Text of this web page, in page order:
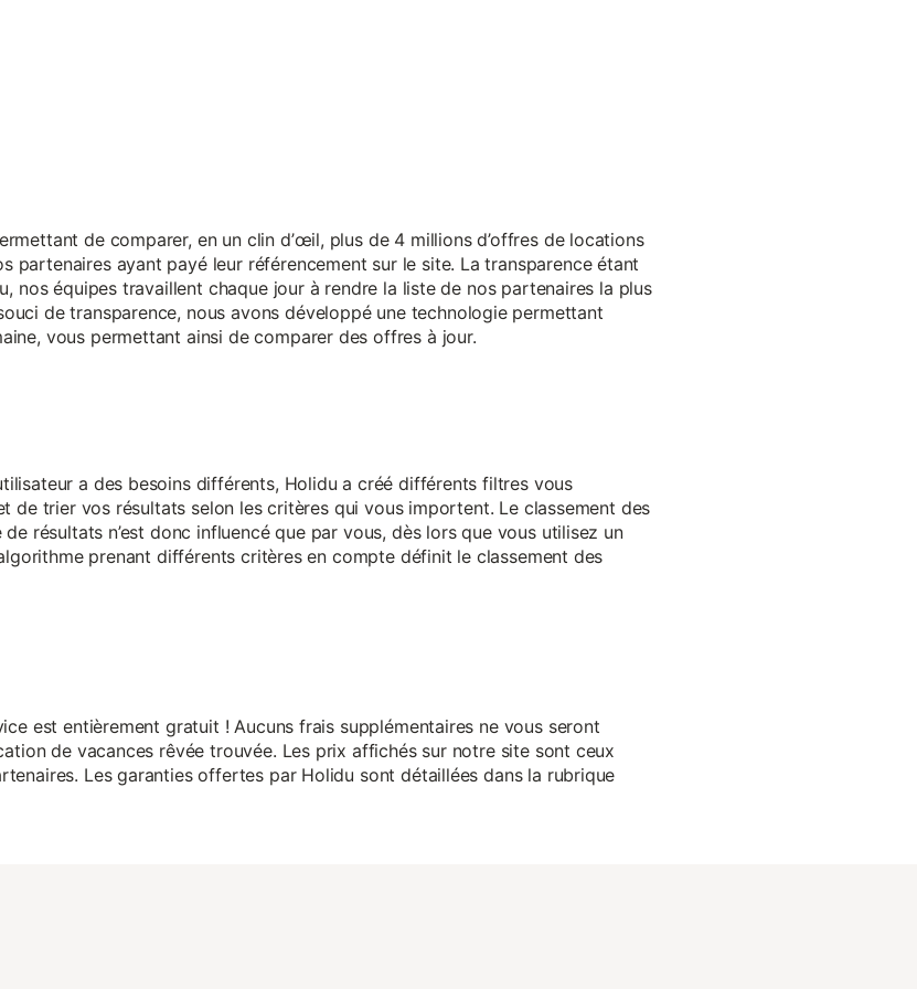
de comparer, en un clin d’œil, plus de 4 millions d’offres de locations
partenaires ayant payé leur référencement sur le site. La transparence étant
nos équipes travaillent chaque jour à rendre la liste de nos partenaires la plus
de transparence, nous avons développé une technologie permettant
vous permettant ainsi de comparer des offres à jour.
a des besoins différents, Holidu a créé différents filtres vous
de trier vos résultats selon les critères qui vous importent. Le classement des
résultats n’est donc influencé que par vous, dès lors que vous utilisez un
prenant différents critères en compte définit le classement des
est entièrement gratuit ! Aucuns frais supplémentaires ne vous seront
de vacances rêvée trouvée. Les prix affichés sur notre site sont ceux
Les garanties offertes par Holidu sont détaillées dans la rubrique